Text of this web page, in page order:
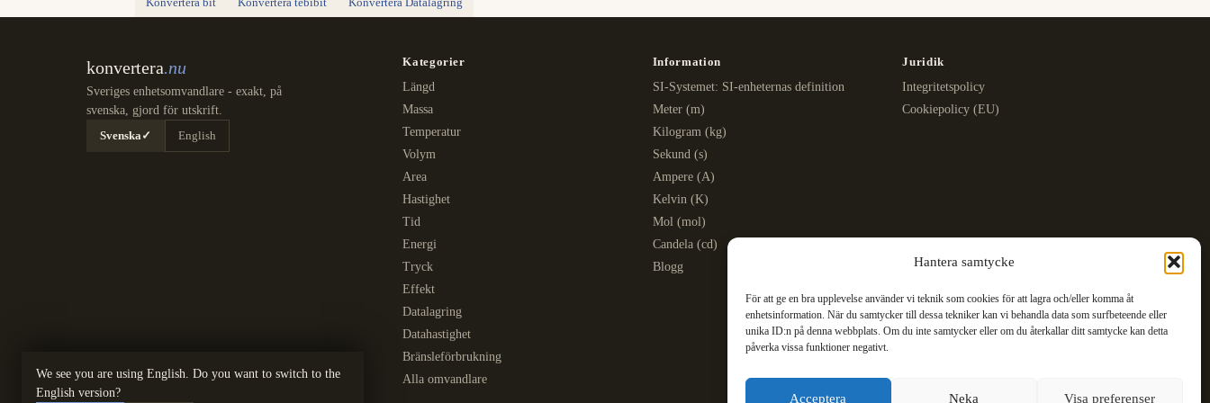
Hantera samtycke
För att ge en bra upplevelse använder vi teknik som cookies för att lagra och/eller komma åt
enhetsinformation. När du samtycker till dessa tekniker kan vi behandla data som surfbeteende eller
unika ID:n på denna webbplats. Om du inte samtycker eller om du återkallar ditt samtycke kan detta
påverka vissa funktioner negativt.
Acceptera Neka Visa preferenser
Konvertera bit Konvertera tebibit Konvertera Datalagring
konvertera.nu
Sveriges enhetsomvandlare - exakt, på
svenska, gjord för utskrift.
Svenska✓ English
Kategorier
Längd
Massa
Temperatur
Volym
Area
Hastighet
Tid
Energi
Tryck
Effekt
Datalagring
Datahastighet
Bränsleförbrukning
Alla omvandlare
Information
SI-Systemet: SI-enheternas definition
Meter (m)
Kilogram (kg)
Sekund (s)
Ampere (A)
Kelvin (K)
Mol (mol)
Candela (cd)
Blogg
Juridik
Integritetspolicy
Cookiepolicy (EU)
We see you are using English. Do you want to switch to the
English version?